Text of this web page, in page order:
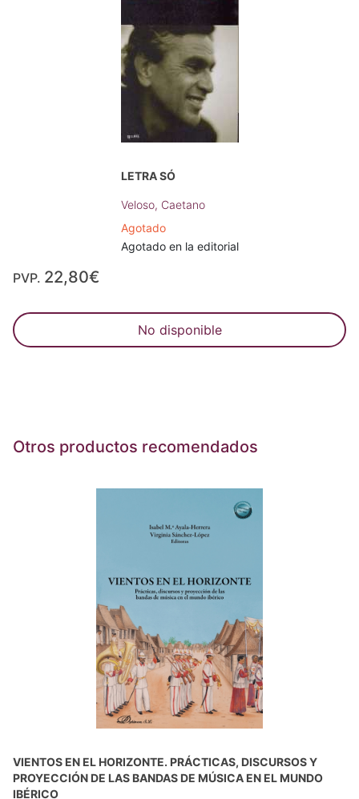
LETRA SÓ
Veloso, Caetano
Agotado
Agotado en la editorial
PVP. 22,80€
No disponible
Otros productos recomendados
VIENTOS EN EL HORIZONTE. PRÁCTICAS, DISCURSOS Y
PROYECCIÓN DE LAS BANDAS DE MÚSICA EN EL MUNDO
IBÉRICO